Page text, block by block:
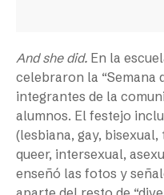
And she did. En la
celebraron la “Semana
integrantes de la
alumnos. El festejo
(lesbiana, gay,
queer, intersexual,
enseñó las fotos y